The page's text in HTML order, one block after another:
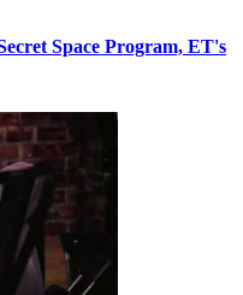
Space Program, ET's